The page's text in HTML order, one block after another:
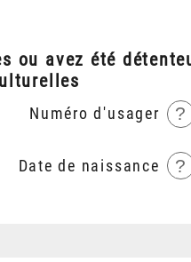
ou avez été
Numéro d'usager ?
Date de naissance ?